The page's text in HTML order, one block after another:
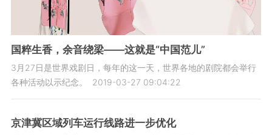
国粹生香，余音绕梁——这就是“中国范儿”
3月27日是世界戏剧日，每年的这一天，世界各地的剧院都会举行
各种活动以示纪念。
2019-03-27 09:04:22
京津冀区域列车运行线路进一步优化